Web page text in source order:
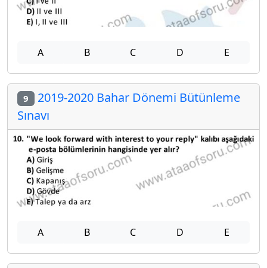
A B C D E
9 2019-2020 Bahar Dönemi Bütünleme
Sınavı
A B C D E